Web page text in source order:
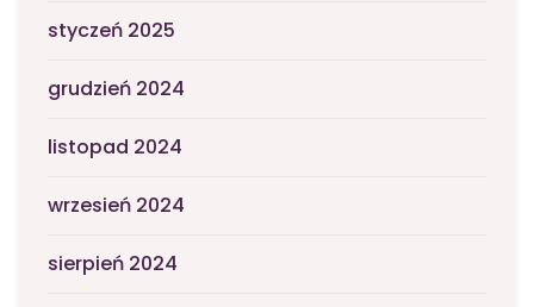
styczeń 2025
grudzień 2024
listopad 2024
wrzesień 2024
sierpień 2024